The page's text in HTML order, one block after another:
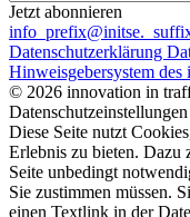
Jetzt abonnieren
info _prefix@initse.
Datenschutzerklärung
Hinweisgebersystem
© 2026 innovation in
Datenschutzeinstellungen
Diese Seite nutzt
Erlebnis zu bieten. Dazu
Seite unbedingt
Sie zustimmen müssen.
einen Textlink in der